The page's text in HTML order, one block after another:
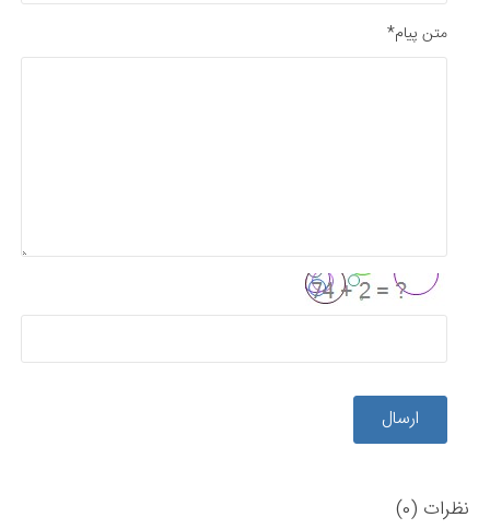
متن پیام*
ارسال
نظرات (0)